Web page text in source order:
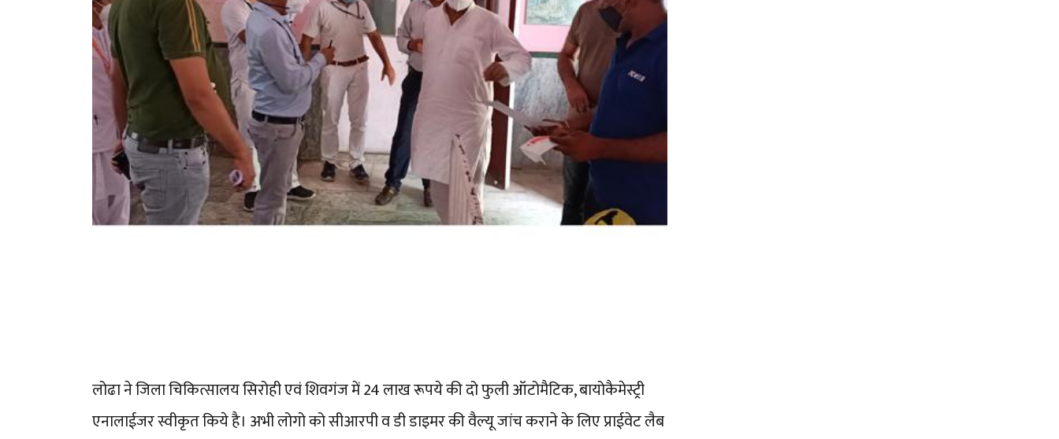
लोढा ने जिला चिकित्सालय सिरोही एवं शिवगंज में 24 लाख रूपये की दो फुली ऑटोमैटिक, बायोकैमेस्ट्री
एनालाईजर स्वीकृत किये है। अभी लोगो को सीआरपी व डी डाइमर की वैल्यू जांच कराने के लिए प्राईवेट लैब